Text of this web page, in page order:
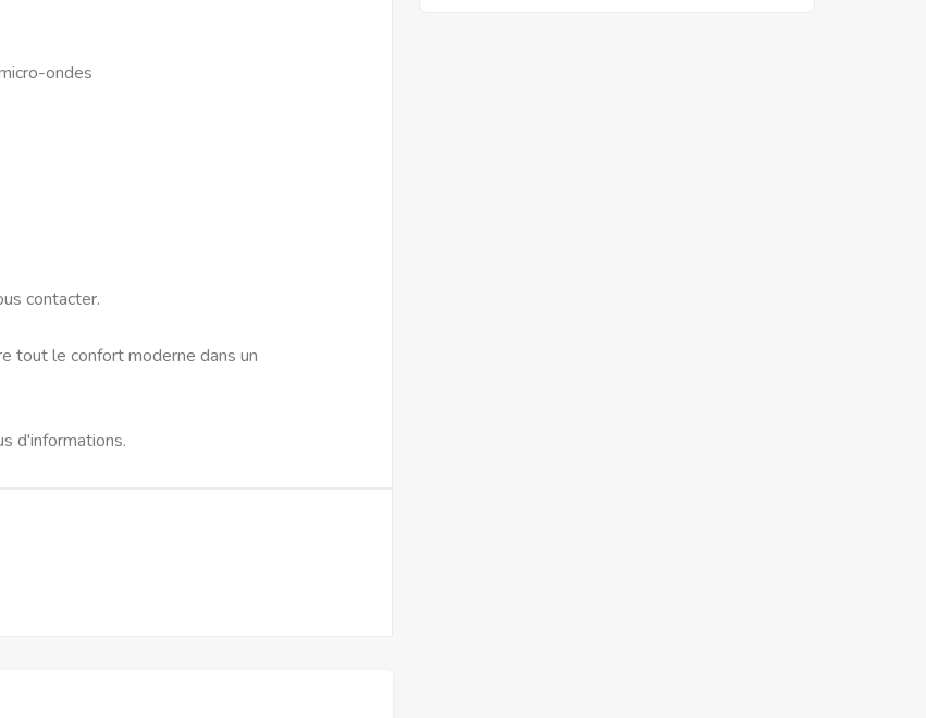
ondes
contacter.
tout le confort moderne dans un
d'informations.